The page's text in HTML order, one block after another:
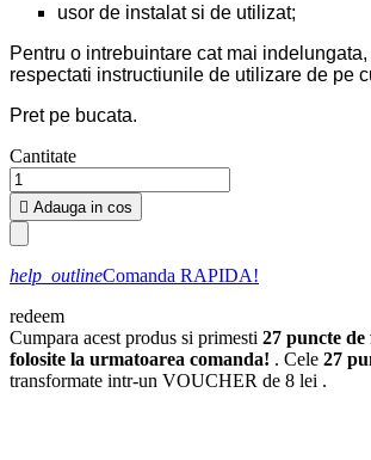
usor de instalat si de utilizat;
Pentru o intrebuintare cat mai
respectati instructiunile de utilizare de pe
Pret pe bucata.
Cantitate
 Adauga in cos
help_outlineComanda RAPIDA!
redeem
Cumpara acest produs si primesti 27 puncte
folosite la urmatoarea comanda! . Cele 27
transformate intr-un VOUCHER de 8 lei .